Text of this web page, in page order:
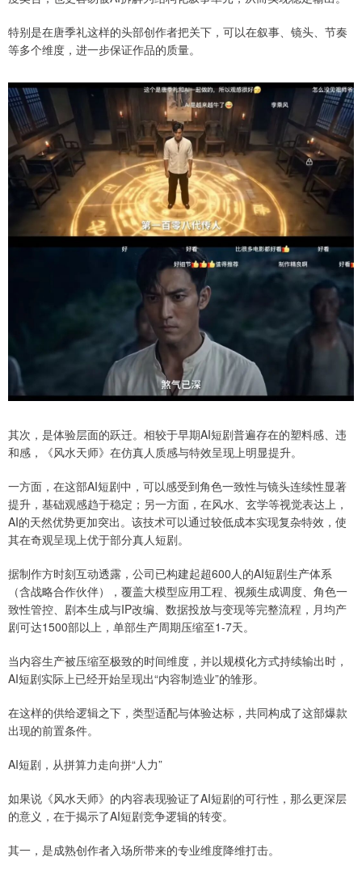
特别是在唐季礼这样的头部创作者把关下，可以在叙事、镜头、节奏
等多个维度，进一步保证作品的质量。
其次，是体验层面的跃迁。相较于早期AI短剧普遍存在的塑料感、违
和感，《风水天师》在仿真人质感与特效呈现上明显提升。
一方面，在这部AI短剧中，可以感受到角色一致性与镜头连续性显著
提升，基础观感趋于稳定；另一方面，在风水、玄学等视觉表达上，
AI的天然优势更加突出。该技术可以通过较低成本实现复杂特效，使
其在奇观呈现上优于部分真人短剧。
据制作方时刻互动透露，公司已构建起超600人的AI短剧生产体系
（含战略合作伙伴），覆盖大模型应用工程、视频生成调度、角色一
致性管控、剧本生成与IP改编、数据投放与变现等完整流程，月均产
剧可达1500部以上，单部生产周期压缩至1-7天。
当内容生产被压缩至极致的时间维度，并以规模化方式持续输出时，
AI短剧实际上已经开始呈现出“内容制造业”的雏形。
在这样的供给逻辑之下，类型适配与体验达标，共同构成了这部爆款
出现的前置条件。
AI短剧，从拼算力走向拼“人力”
如果说《风水天师》的内容表现验证了AI短剧的可行性，那么更深层
的意义，在于揭示了AI短剧竞争逻辑的转变。
其一，是成熟创作者入场所带来的专业维度降维打击。